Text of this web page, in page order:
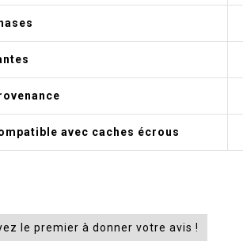
avec caches écrous
le premier à donner votre avis !